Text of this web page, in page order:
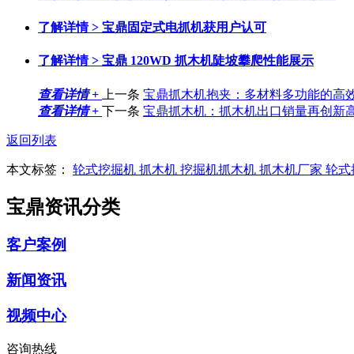
了解详情 > 宝鼎固定式电抓机获用户认可
了解详情 > 宝鼎 120WD 抓木机陡坡攀爬性能展示
查看详情 + 上一条 宝鼎抓木机抱夹：多材料多功能的高
查看详情 + 下一条 宝鼎抓木机：抓木机出口销量再创新
返回列表
本文标签： 轮式挖掘机 抓木机 挖掘机抓木机 抓木机厂家 轮式
宝鼎资讯分类
客户案例
新闻资讯
视频中心
咨询热线